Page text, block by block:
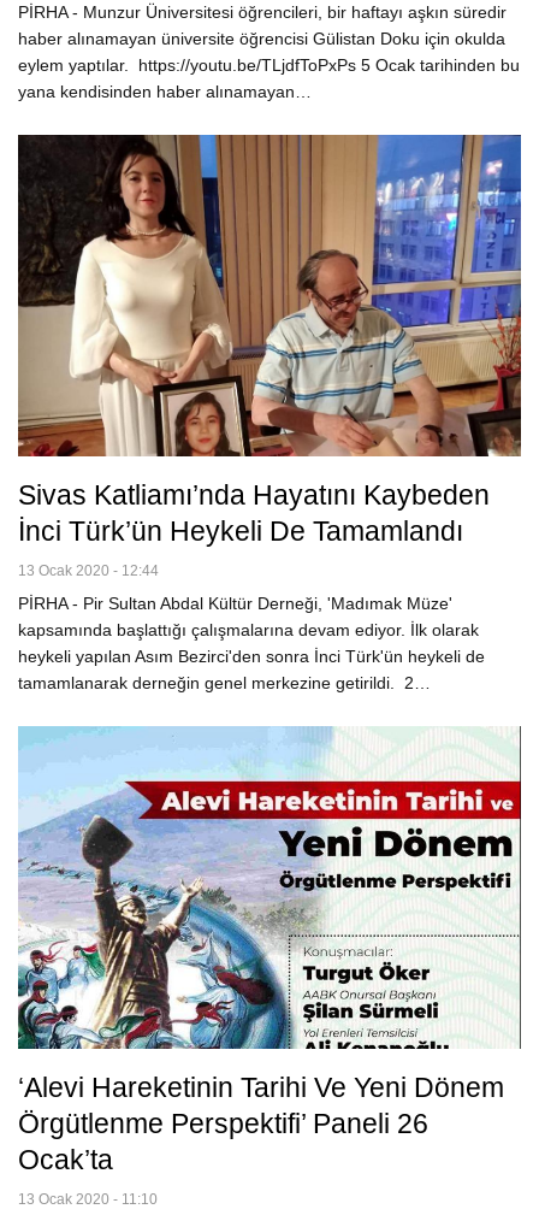
PİRHA - Munzur Üniversitesi öğrencileri, bir haftayı aşkın süredir
haber alınamayan üniversite öğrencisi Gülistan Doku için okulda
eylem yaptılar. https://youtu.be/TLjdfToPxPs 5 Ocak tarihinden bu
yana kendisinden haber alınamayan…
Sivas Katliamı’nda Hayatını Kaybeden
İnci Türk’ün Heykeli De Tamamlandı
13 Ocak 2020 - 12:44
PİRHA - Pir Sultan Abdal Kültür Derneği, 'Madımak Müze'
kapsamında başlattığı çalışmalarına devam ediyor. İlk olarak
heykeli yapılan Asım Bezirci'den sonra İnci Türk'ün heykeli de
tamamlanarak derneğin genel merkezine getirildi. 2…
‘Alevi Hareketinin Tarihi Ve Yeni Dönem
Örgütlenme Perspektifi’ Paneli 26
Ocak’ta
13 Ocak 2020 - 11:10